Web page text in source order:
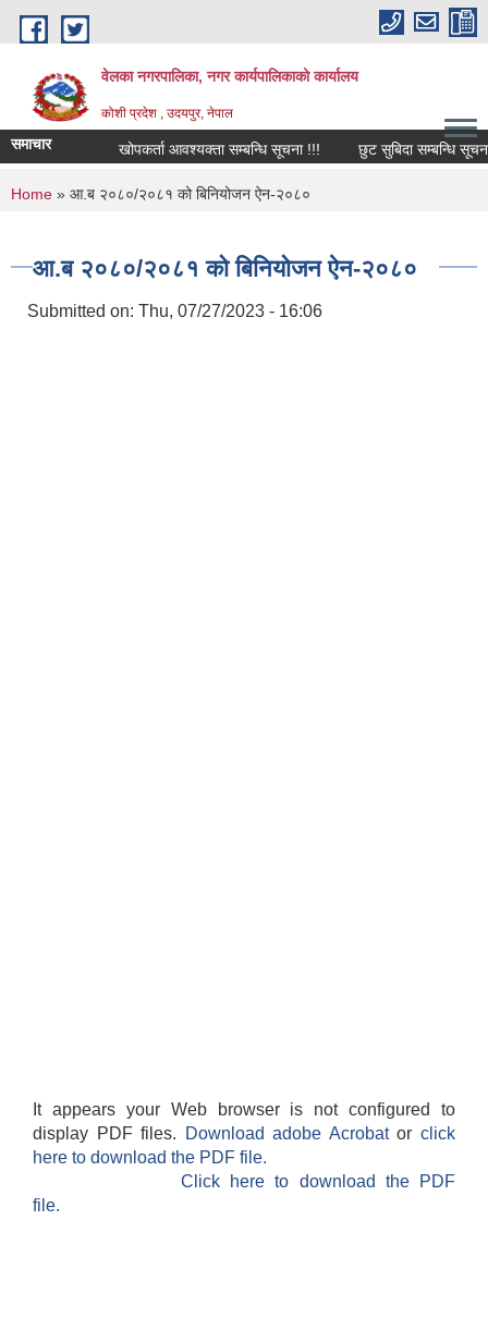
Skip to main content
वेलका नगरपालिका, नगर कार्यपालिकाको कार्यालय
कोशी प्रदेश , उदयपुर, नेपाल
समाचार खोपकर्ता आवश्यक्ता सम्बन्धि सूचना !!! छुट सुबिदा सम्बन्धि सूचना,
You are here
Home » आ.ब २०८०/२०८१ को बिनियोजन ऐन-२०८०
आ.ब २०८०/२०८१ को बिनियोजन ऐन-२०८०
Submitted on: Thu, 07/27/2023 - 16:06
It appears your Web browser is not configured to
display PDF files.
Download adobe Acrobatorclick
here to download the PDF file.
Click here to download the PDF
file.